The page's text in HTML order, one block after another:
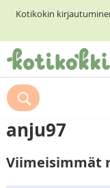
Kotikokin
ETUSIVU
RESEPTIHAKU
RUOKATEEMAT
KESKUSTELUT
anju97
Viimeisimmät